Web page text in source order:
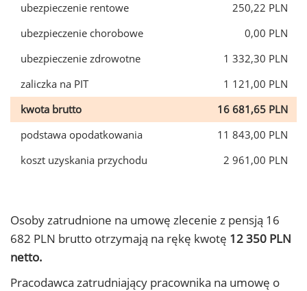
ubezpieczenie rentowe
250,22 PLN
ubezpieczenie chorobowe
0,00 PLN
ubezpieczenie zdrowotne
1 332,30 PLN
zaliczka na PIT
1 121,00 PLN
kwota brutto
16 681,65 PLN
podstawa opodatkowania
11 843,00 PLN
koszt uzyskania przychodu
2 961,00 PLN
Osoby zatrudnione na umowę zlecenie z pensją 16
682 PLN brutto otrzymają na rękę kwotę 12 350 PLN
netto.
Pracodawca zatrudniający pracownika na umowę o